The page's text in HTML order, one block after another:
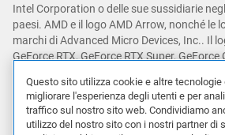
Intel Corporation o delle sue sussidiarie
paesi. AMD e il logo AMD Arrow, nonché le
marchi di Advanced Micro Devices, Inc.. Il
GeForce RTX, GeForce RTX Super, GeForce
GameStream, G-SYNC, G-SYNC Ultimate,
TXAA, PhysX, GeForce Experience,
Turing sono marchi e/o marchi registrati di
Questo sito utilizza cookie e altre
migliorare l'esperienza degli utenti e per
traffico sul nostro sito web. Condividiamo
utilizzo del nostro sito con i nostri partner di